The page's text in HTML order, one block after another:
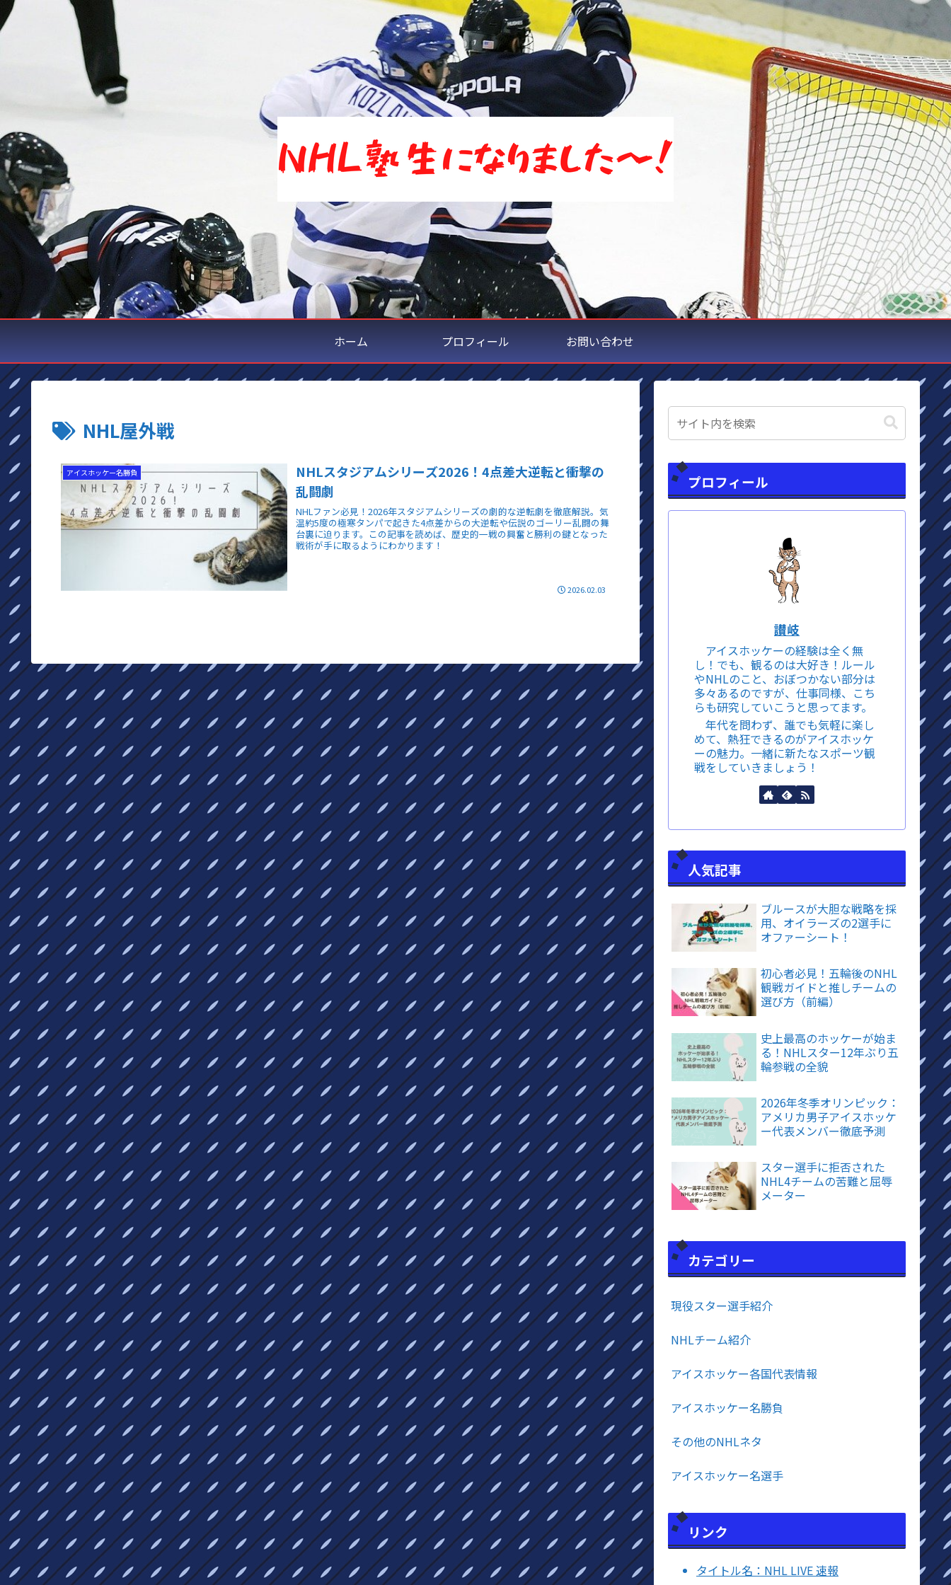
ホーム プロフィール お問い合わせ
NHL屋外戦
アイスホッケー名勝負
NHLスタジアムシリーズ2026！4点差大逆転と衝撃の
乱闘劇
NHLファン必見！2026年スタジアムシリーズの劇的な逆転劇を徹底解説。気
温約5度の極寒タンパで起きた4点差からの大逆転や伝説のゴーリー乱闘の舞
台裏に迫ります。この記事を読めば、歴史的一戦の興奮と勝利の鍵となった
戦術が手に取るようにわかります！
2026.02.03
プロフィール
讃岐
アイスホッケーの経験は全く無
し！でも、観るのは大好き！ルール
やNHLのこと、おぼつかない部分は
多々あるのですが、仕事同様、こち
らも研究していこうと思ってます。
年代を問わず、誰でも気軽に楽し
めて、熱狂できるのがアイスホッケ
ーの魅力。一緒に新たなスポーツ観
戦をしていきましょう！
人気記事
ブルースが大胆な戦略を採
用、オイラーズの2選手に
オファーシート！
初心者必見！五輪後のNHL
観戦ガイドと推しチームの
選び方（前編）
史上最高のホッケーが始ま
る！NHLスター12年ぶり五
輪参戦の全貌
2026年冬季オリンピック：
アメリカ男子アイスホッケ
ー代表メンバー徹底予測
スター選手に拒否された
NHL4チームの苦難と屈辱
メーター
カテゴリー
現役スター選手紹介
NHLチーム紹介
アイスホッケー各国代表情報
アイスホッケー名勝負
その他のNHLネタ
アイスホッケー名選手
リンク
タイトル名：NHL LIVE 速報